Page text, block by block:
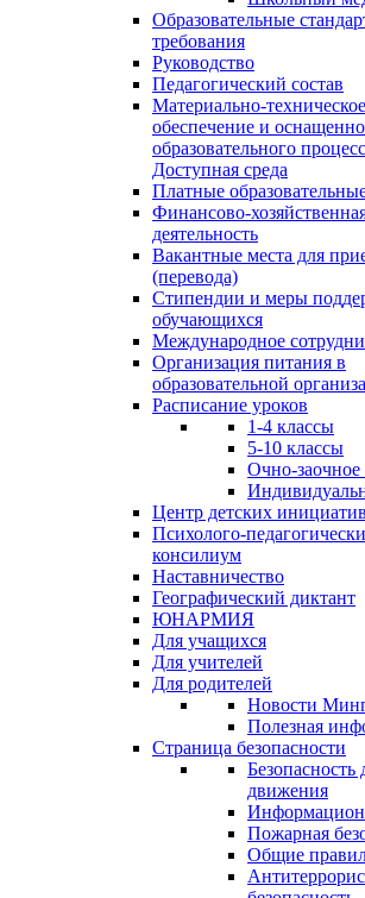
Образовательные
требования
Руководство
Педагогический состав
Материально-техническое
обеспечение и
образовательного
Доступная среда
Платные
Финансово-
деятельность
Вакантные места для
(перевода)
Стипендии и меры
обучающихся
Международное
Организация питания в
образовательной
Расписание уроков
1-4 классы
5-10 классы
Очно-заочное
Центр детских инициатив
Психолого-
консилиум
Наставничество
Географический диктант
ЮНАРМИЯ
Для учащихся
Для учителей
Для родителей
Новости
Полезная
Страница безопасности
движения
Пожарная
Общие